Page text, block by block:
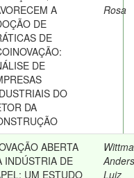
A
DE
DE
DE
DO
DA
Rosa
ABERTA
INDÚSTRIA DE
UM ESTUDO
Luiz